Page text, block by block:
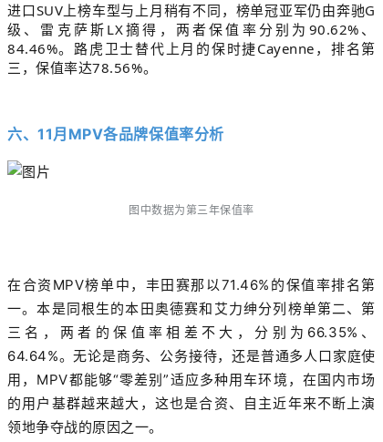
进口SUV上榜车型与上月稍有不同，榜单冠亚军仍由奔驰G
级、雷克萨斯LX摘得，两者保值率分别为90.62%、
84.46%。路虎卫士替代上月的保时捷Cayenne，排名第
三，保值率达78.56%。
六、11月 MPV各品牌保值率分析
图中数据为第三年保值率
在合资MPV榜单中，丰田赛那以71.46%的保值率排名第
一。本是同根生的本田奥德赛和艾力绅分列榜单第二、第
三名，两者的保值率相差不大，分别为66.35%、
64.64%。无论是商务、公务接待，还是普通多人口家庭使
用，MPV都能够“零差别”适应多种用车环境，在国内市场
的用户基群越来越大，这也是合资、自主近年来不断上演
领地争夺战的原因之一。